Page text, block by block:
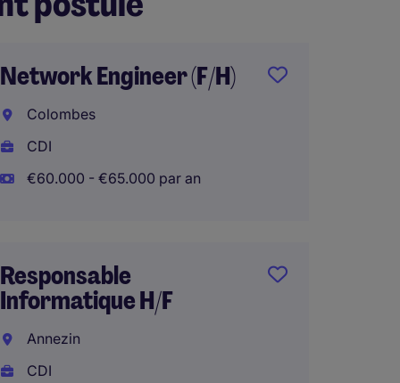
Network Engineer (F/H)
Colombes
CDI
€60.000 - €65.000 par an
Responsable
Informatique H/F
Annezin
CDI